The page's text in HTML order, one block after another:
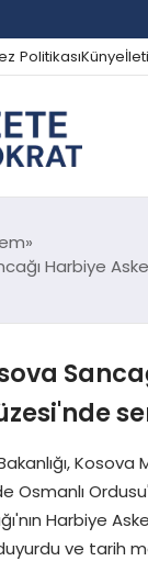
PolitikasıKünye
Harbiye
Kosova
Osmanlı
Harbiye
ve tarih